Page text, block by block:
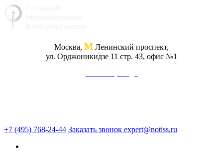
Москва, М Ленинский проспект,
ул. Орджоникидзе 11 стр. 43, офис №1
+7 (495) 768-24-44 Заказать звонок expert@notiss.ru